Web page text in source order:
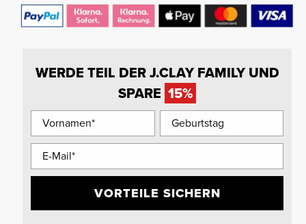
WERDE TEIL DER J.CLAY FAMILY UND
SPARE 15%
VORTEILE SICHERN